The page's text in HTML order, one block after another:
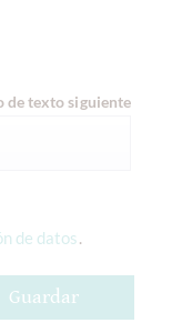
de texto siguiente
de datos.
Guardar